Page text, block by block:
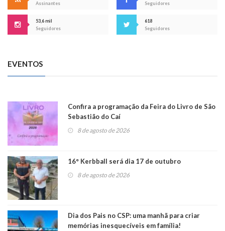
Assinantes
Seguidores
53,6 mil
Seguidores
618
Seguidores
EVENTOS
Confira a programação da Feira do Livro de São
Sebastião do Caí
8 de agosto de 2026
16° Kerbball será dia 17 de outubro
8 de agosto de 2026
Dia dos Pais no CSP: uma manhã para criar
memórias inesquecíveis em família!